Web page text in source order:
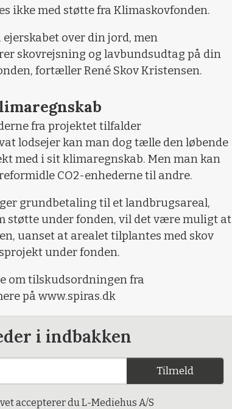
ikke med støtte fra Klimaskovfonden.
over din jord, men
skovrejsning og lavbundsudtag på din
fortæller René Skov Kristensen.
fra projektet tilfalder
lodsejer kan man dog tælle den løbende
med i sit klimaregnskab. Men man kan
CO2-enhederne til andre.
grundbetaling til et landbrugsareal,
støtte under fonden, vil det være muligt at
uanset at arealet tilplantes med skov
under fonden.
om tilskudsordningen fra
på www.spiras.dk
i indbakken
Tilmeld
accepterer du L-Mediehus A/S